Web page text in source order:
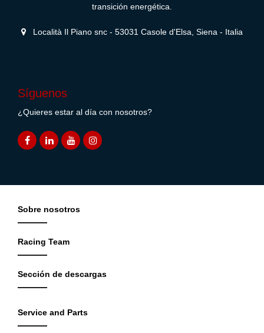
transición energética.
Località Il Piano snc - 53031 Casole d'Elsa, Siena - Italia
Síguenos
¿Quieres estar al día con nosotros?
Sobre nosotros
Racing Team
Sección de descargas
Service and Parts